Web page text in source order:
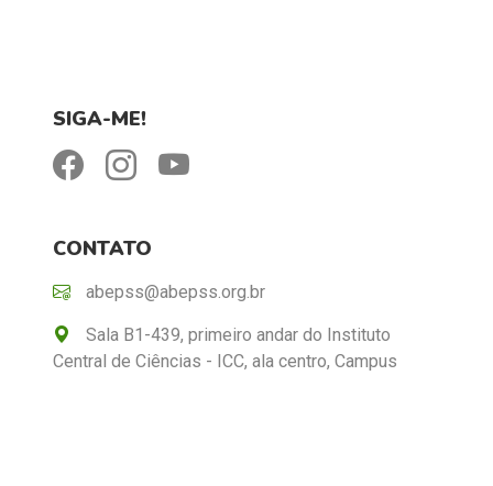
SIGA-ME!
CONTATO
abepss@abepss.org.br
Sala B1-439, primeiro andar do Instituto
Central de Ciências - ICC, ala centro, Campus